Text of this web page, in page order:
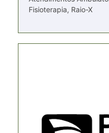
Fisioterapia, Raio-X